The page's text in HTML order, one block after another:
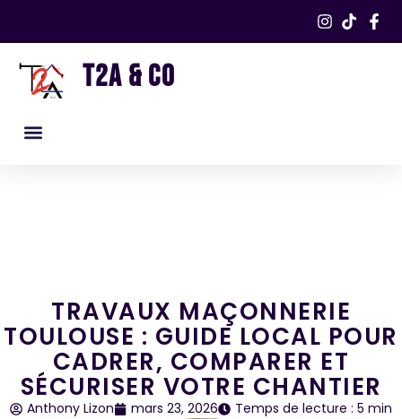
T2A & CO
TRAVAUX MAÇONNERIE
TOULOUSE : GUIDE LOCAL POUR
CADRER, COMPARER ET
SÉCURISER VOTRE CHANTIER
Anthony Lizon mars 23, 2026 Temps de lecture : 5 min